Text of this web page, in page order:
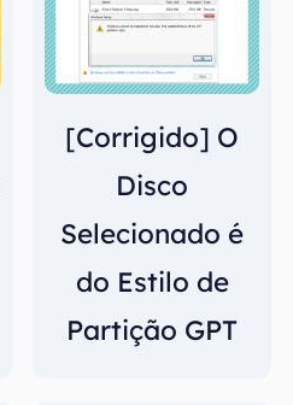
[Corrigido] O
Disco
Selecionado é
do Estilo de
Partição GPT